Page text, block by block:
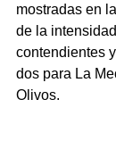
mostradas en
de la
contendientes
dos para La
Olivos.